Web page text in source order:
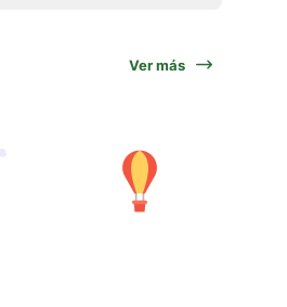
Ver más